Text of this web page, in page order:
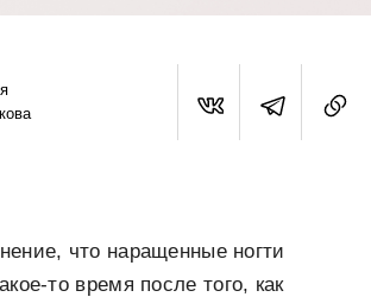
что наращенные ногти
то время после того, как